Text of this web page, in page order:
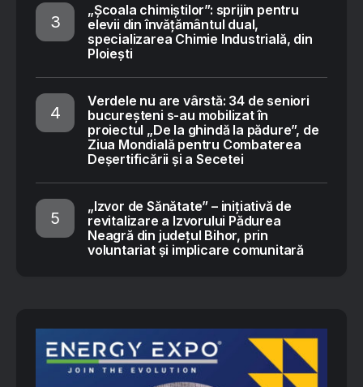
„Școala chimiștilor”: sprijin pentru
elevii din învățământul dual,
specializarea Chimie Industrială, din
Ploiești
Verdele nu are vârstă: 34 de seniori
bucureșteni s-au mobilizat în
proiectul „De la ghindă la pădure”, de
Ziua Mondială pentru Combaterea
Deșertificării și a Secetei
„Izvor de Sănătate” – inițiativă de
revitalizare a Izvorului Pădurea
Neagră din județul Bihor, prin
voluntariat și implicare comunitară